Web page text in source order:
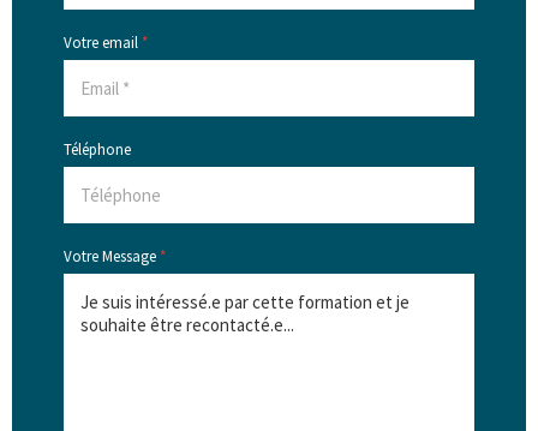
Votre email *
Téléphone
Votre Message *